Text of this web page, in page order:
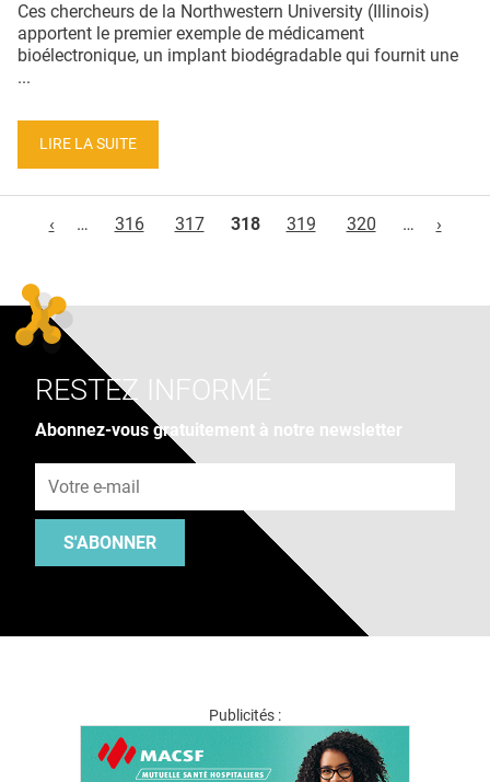
Ces chercheurs de la Northwestern University (Illinois)
apportent le premier exemple de médicament
bioélectronique, un implant biodégradable qui fournit une
...
LIRE LA SUITE
‹
… 316 317 318 319 320 … ›
RESTEZ INFORMÉ
Abonnez-vous gratuitement à notre newsletter
S'ABONNER
Publicités :